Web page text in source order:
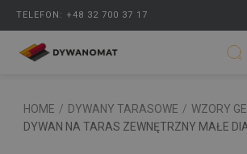
TELEFON: +48 32 700 37 17
HOME / DYWANY TARASOWE / WZORY
DYWAN NA TARAS ZEWNĘTRZNY MAŁE